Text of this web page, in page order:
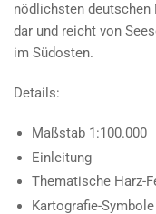
nödlichsten
dar und reicht von
im Südosten.
Details:
Maßstab 1:100.000
Einleitung
Thematische Harz-
Kartografie-Symbole